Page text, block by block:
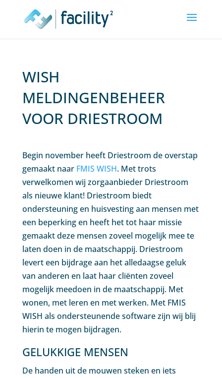
WISH
MELDINGENBEHEER
VOOR DRIESTROOM
Begin november heeft Driestroom de overstap
gemaakt naar FMIS WISH. Met trots
verwelkomen wij zorgaanbieder Driestroom
als nieuwe klant! Driestroom biedt
ondersteuning en huisvesting aan mensen met
een beperking en heeft het tot haar missie
gemaakt deze mensen zoveel mogelijk mee te
laten doen in de maatschappij. Driestroom
levert een bijdrage aan het alledaagse geluk
van anderen en laat haar cliënten zoveel
mogelijk meedoen in de maatschappij. Met
wonen, met leren en met werken. Met FMIS
WISH als ondersteunende software zijn wij blij
hierin te mogen bijdragen.
GELUKKIGE MENSEN
De handen uit de mouwen steken en iets